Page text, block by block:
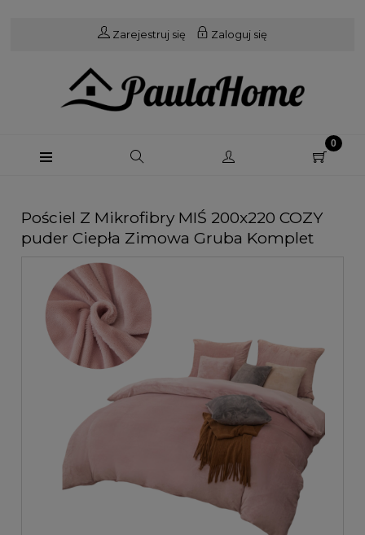
Zarejestruj się Zaloguj się
Pościel Z Mikrofibry MIŚ 200x220 COZY
puder Ciepła Zimowa Gruba Komplet